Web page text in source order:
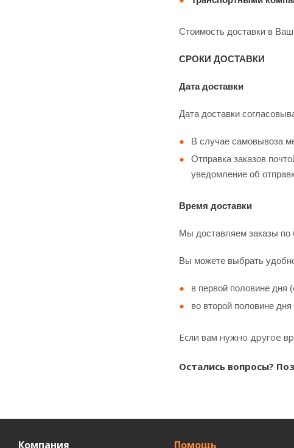
Стоимость доставки в
СРОКИ ДОСТАВКИ
Дата доставки
Дата доставки
В случае самовывоза
Отправка заказов
уведомление об
Время доставки
Мы доставляем заказы по
Вы можете выбрать
в первой половине дня
во второй половине
Если вам нужно другое
Остались вопросы?
Компания Помощь